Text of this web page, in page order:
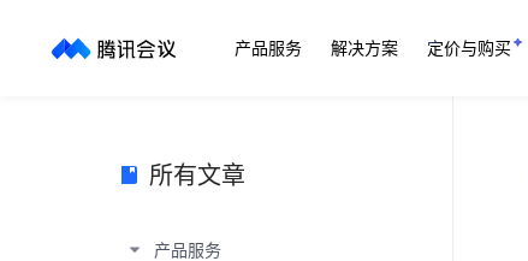
产品服务 解决方案 定价与购买
所有文章
产品服务